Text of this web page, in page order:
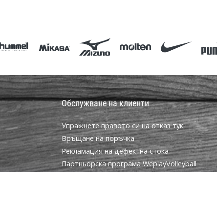
Обслужване на клиенти
Упражнете правото си на отказ тук
Връщане на поръчка
Рекламация на дефектна стока
Партньорска програма WeplayVolleyball